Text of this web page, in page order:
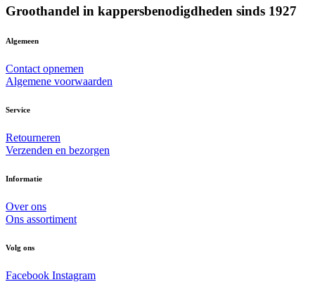
Groothandel in kappersbenodigdheden sinds 1927
Algemeen
Contact opnemen
Algemene voorwaarden
Service
Retourneren
Verzenden en bezorgen
Informatie
Over ons
Ons assortiment
Volg ons
Facebook Instagram